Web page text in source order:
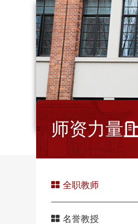
师资力量
全职教师
名誉教授